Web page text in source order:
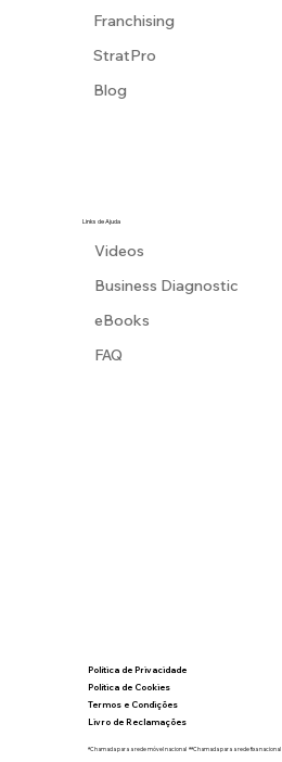
Links de Ajuda
Videos
Business Diagnostic
eBooks
FAQ
Franchising
StratPro
Blog
Política de Privacidade
Política de Cookies
Termos e Condições
Livro de Reclamações
*Chamada para a rede móvel nacional **Chamada para a rede fixa nacional